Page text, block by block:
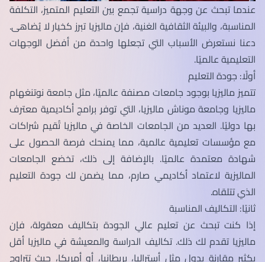
عندما تبحث عن وجهة دراسية تجمع بين التعليم المتميز، التكلفة
المناسبة، والبيئة الثقافية الغنية، فإن ماليزيا تبرز كخيار لا يُضاهى.
دعنا نستعرض الأسباب التي تجعلها واحدة من أفضل الوجهات
التعليمية عالميًا.
أولًا: جودة التعليم
تتميز ماليزيا بوجود جامعات مصنفة عالميًا، مثل جامعة نوتنغهام
ماليزيا وجامعة موناش ماليزيا، التي توفر برامج أكاديمية معترف
بها دوليًا. العديد من الجامعات الخاصة في ماليزيا تُقيم شراكات
مع مؤسسات تعليمية عالمية، مما يمنحك فرصة الحصول على
شهادة معتمدة عالميًا. بالإضافة إلى ذلك، تخضع الجامعات
الماليزية لاعتماد أكاديمي صارم، مما يضمن لك جودة التعليم
الذي تتلقاه.
ثانيًا: التكاليف المناسبة
إذا كنت تبحث عن تعليم عالي الجودة بتكاليف معقولة، فإن
ماليزيا تقدم لك ذلك. تكاليف الدراسة والمعيشة في ماليزيا أقل
بكثير مقارنة بدول مثل أستراليا، بريطانيا، أو أمريكا، حيث تتراوح